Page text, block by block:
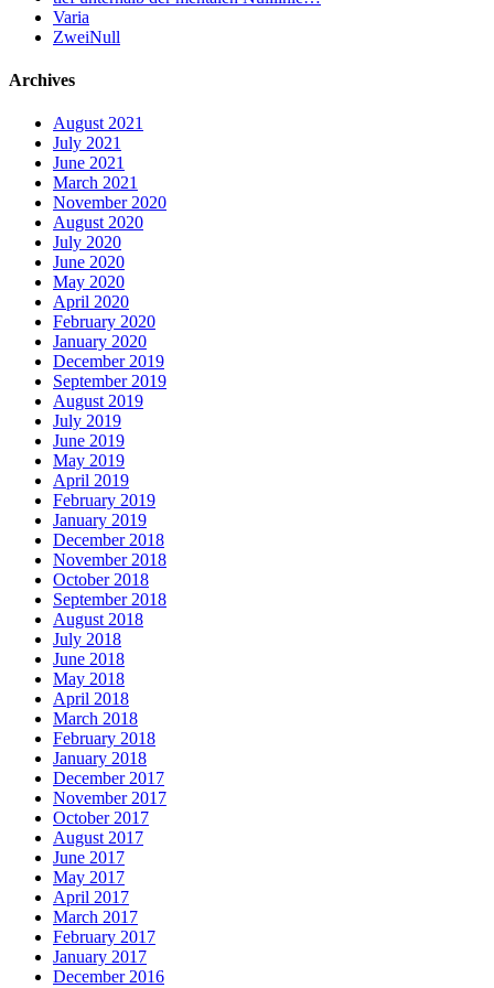
Varia
ZweiNull
Archives
August 2021
July 2021
June 2021
March 2021
November 2020
August 2020
July 2020
June 2020
May 2020
April 2020
February 2020
January 2020
December 2019
September 2019
August 2019
July 2019
June 2019
May 2019
April 2019
February 2019
January 2019
December 2018
November 2018
October 2018
September 2018
August 2018
July 2018
June 2018
May 2018
April 2018
March 2018
February 2018
January 2018
December 2017
November 2017
October 2017
August 2017
June 2017
May 2017
April 2017
March 2017
February 2017
January 2017
December 2016